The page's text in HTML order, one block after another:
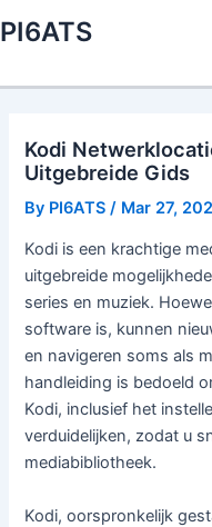
to
PI6ATS
Kodi
Uitgebreide Gids
By PI6ATS / Mar 27,
Kodi is een krachtige
uitgebreide
series en muziek.
software is, kunnen
en navigeren soms als
handleiding is bedoeld
Kodi, inclusief het
verduidelijken, zodat u
mediabibliotheek.
Kodi, oorspronkelijk